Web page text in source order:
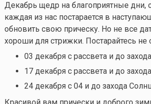
Декабрь щедр на благоприятные дни,
каждая из нас постарается в
обновить свою прическу. Но не все
хороши для стрижки. Постарайтесь не
03 декабря с рассвета и до
17 декабря с рассвета и до
24 декабря с 04 и до захода